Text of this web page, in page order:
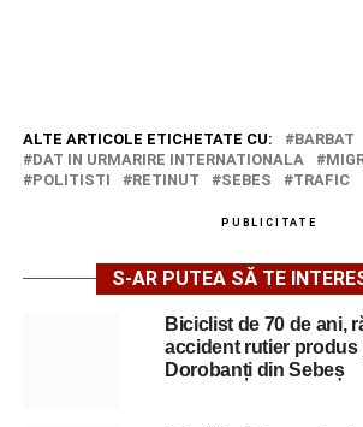
ALTE ARTICOLE ETICHETATE CU:
BARBAT
DAT IN URMARIRE INTERNATIONALA
POLITISTI
RETINUT SEBES TRAFIC
PUBLICITATE
S-AR PUTEA SĂ TE
Biciclist de 70 de ani,
accident rutier produs
Dorobanți din Sebeș